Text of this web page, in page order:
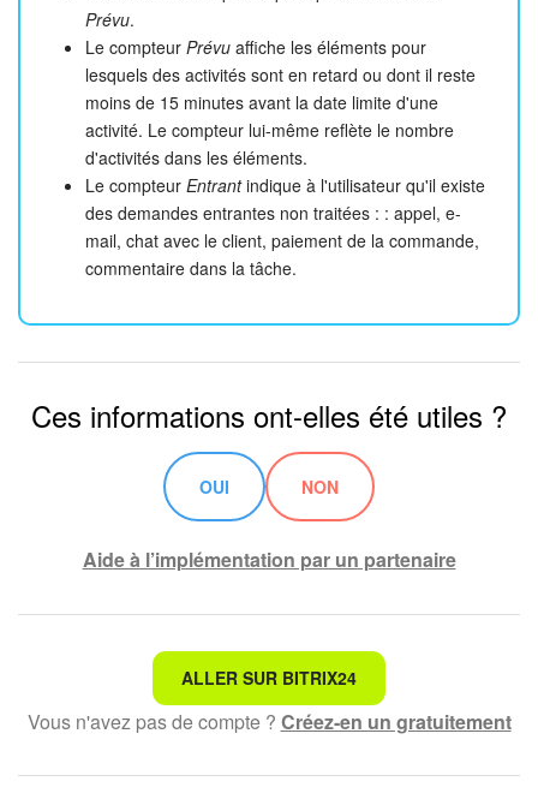
Prévu.
Le compteur Prévu affiche les éléments pour
lesquels des activités sont en retard ou dont il reste
moins de 15 minutes avant la date limite d'une
activité. Le compteur lui-même reflète le nombre
d'activités dans les éléments.
Le compteur Entrantindique à l'utilisateur qu'il existe
des demandes entrantes non traitées : : appel, e-
mail, chat avec le client, paiement de la commande,
commentaire dans la tâche.
Ces informations ont-elles été utiles ?
OUI NON
Aide à l’implémentation par un partenaire
Ce n'est pas ce que je recherche
Texte compliqué et incompréhensible
Les informations sont obsolètes
ALLER SUR BITRIX24
Vous n'avez pas de compte ? Créez-en un gratuitement